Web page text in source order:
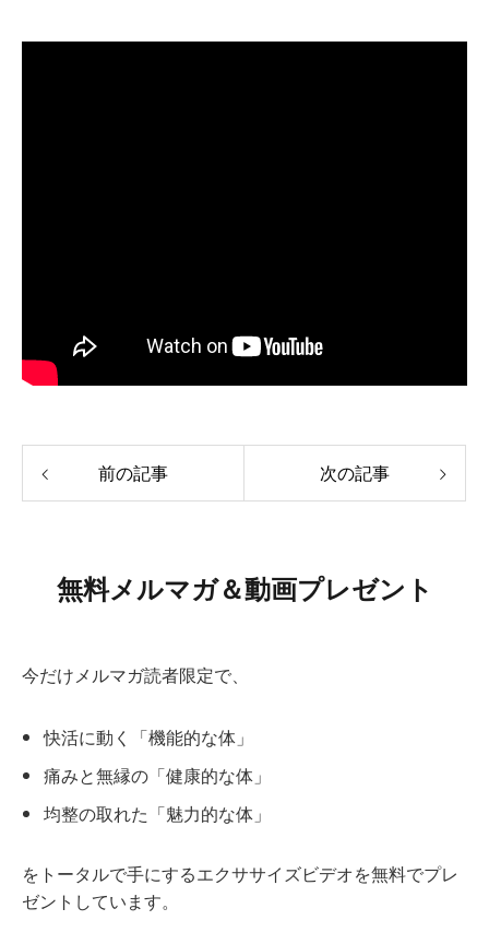
前の記事 次の記事
無料メルマガ＆動画プレゼント
今だけメルマガ読者限定で、
快活に動く「機能的な体」
痛みと無縁の「健康的な体」
均整の取れた「魅力的な体」
をトータルで手にするエクササイズビデオを無料でプレ
ゼントしています。